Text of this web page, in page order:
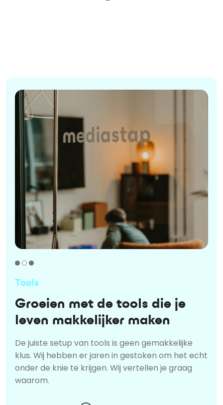
Tools
Groeien met de tools die je
leven makkelijker maken
De juiste setup van tools is geen gemakkelijke
klus. Wij hebben er jaren in gestoken om het echt
onder de knie te krijgen. Wij vertellen je graag
waarom.